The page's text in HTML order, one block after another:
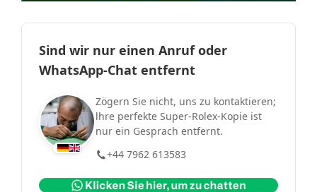
Sind wir nur einen Anruf oder
WhatsApp-Chat entfernt
Zögern Sie nicht, uns zu kontaktieren;
lhre perfekte Super-Rolex-Kopie ist
nur ein Gesprach entfernt.
+44 7962 613583